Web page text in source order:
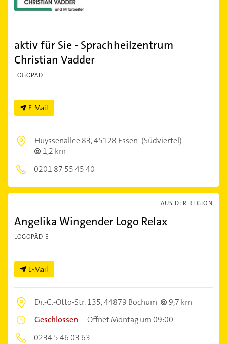
aktiv für Sie - Sprachheilzentrum
Christian Vadder
LOGOPÄDIE
E-Mail
Huyssenallee 83,45128 Essen (Südviertel)
1,2 km
0201 87 55 45 40
AUS DER REGION
Angelika Wingender Logo Relax
LOGOPÄDIE
E-Mail
Dr.-C.-Otto-Str. 135,44879 Bochum
9,7 km
Geschlossen –Öffnet Montag um 09:00
0234 5 46 03 63